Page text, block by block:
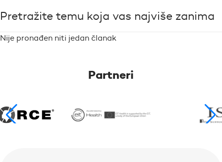
Pretražite temu koja vas najviše zanima
Nije pronađen niti jedan članak
Partneri